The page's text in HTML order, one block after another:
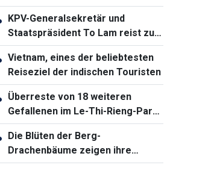
gestorben
KPV-Generalsekretär und
Staatspräsident To Lam reist zu
Staatsbesuchen nach Australien
und Neuseeland
Vietnam, eines der beliebtesten
Reiseziel der indischen Touristen
Überreste von 18 weiteren
Gefallenen im Le-Thi-Rieng-Park
in Ho-Chi-Minh-Stadt geborgen
Die Blüten der Berg-
Drachenbäume zeigen ihre
leuchtenden Farben über der Ha-